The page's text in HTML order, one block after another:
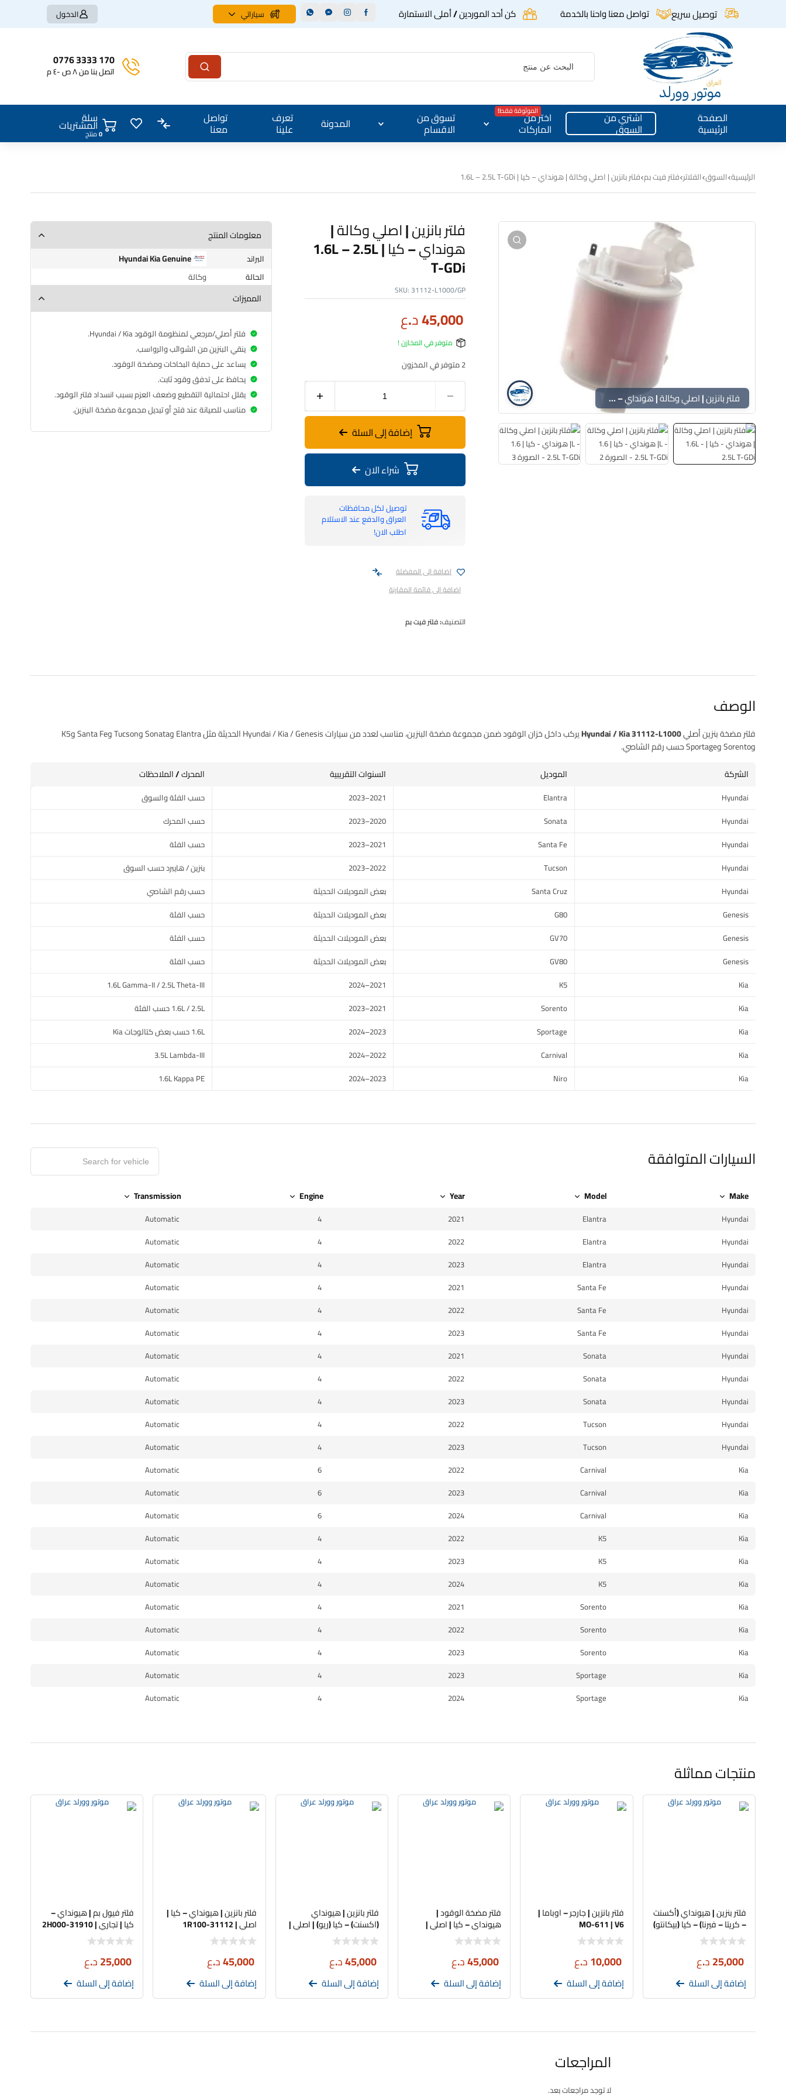
توصيل سريع تواصل معنا واحنا بالخدمة كن أحد الموردين / أملى الاستمارة سياراتي الدخول
170 3333 0776
اتصل بنا من ٨ ص -٤ م
الصفحة
الرئيسية
اشتري من
السوق
اختر من
الماركات
الموثوقة فقط! تسوق من
الاقسام المدونة تعرف
علينا
تواصل
معنا
سلة
المشتريات0منتج
الرئيسية السوق الفلاتر فلتر فيت بم فلتر بانزين | اصلي وكالة | هونداي – كيا | 1.6L – 2.5L T-GDi
فلتر بانزين | اصلي وكالة | هونداي – كيا | 1.6L – 2.5L T-GDi فلتر بانزين | اصلي وكالة | هونداي – كيا | 1.6L – 2.5L T-GDi
فلتر بانزين | اصلي وكالة |
هونداي – كيا | 1.6L – 2.5L
T-GDi
SKU:31112-L1000/GP
45,000د.ع
متوفر في المخازن !
2 متوفر في المخزون
إضافة إلى السلة
شراء الان
توصيل لكل محافظات
العراق والدفع عند الاستلام
اطلب الان!
اضافة الى المفضلة
اضافة الى قائمة المقارنة
التصنيف:فلتر فيت بم
معلومات المنتج
البراند Hyundai Kia Genuine
الحالة وكالة
المميزات
فلتر أصلي/مرجعي لمنظومة الوقود Hyundai / Kia.
ينقي البنزين من الشوائب والرواسب.
يساعد على حماية البخاخات ومضخة الوقود.
يحافظ على تدفق وقود ثابت.
يقلل احتمالية التقطيع وضعف العزم بسبب انسداد فلتر الوقود.
مناسب للصيانة عند فتح أو تبديل مجموعة مضخة البنزين.
الوصف
فلتر مضخة بنزين أصليHyundai / Kia 31112-L1000
يركب داخل خزان الوقود ضمن مجموعة مضخة البنزين، مناسب لعدد من سيارات Hyundai / Kia / Genesis الحديثة مثل Elantra وSonata وTucson وSanta Fe وK5
وSorento وSportage حسب رقم الشاصي.
الشركة
الموديل السنوات التقريبية المحرك / الملاحظات
Hyundai
Elantra
2021–2023
حسب الفئة والسوق
Hyundai
Sonata
2020–2023
حسب المحرك
Hyundai
Santa Fe
2021–2023
حسب الفئة
Hyundai
Tucson
2022–2023
بنزين / هايبرد حسب السوق
Hyundai
Santa Cruz بعض الموديلات الحديثة
حسب رقم الشاصي
Genesis
G80 بعض الموديلات الحديثة
حسب الفئة
Genesis
GV70 بعض الموديلات الحديثة
حسب الفئة
Genesis
GV80 بعض الموديلات الحديثة
حسب الفئة
Kia
K5
2021–2024
1.6L Gamma-II / 2.5L Theta-III
Kia
Sorento
2021–2023
1.6L / 2.5L حسب الفئة
Kia
Sportage
2023–2024
1.6L حسب بعض كتالوجات Kia
Kia
Carnival
2022–2024
3.5L Lambda-III
Kia
Niro
2023–2024
1.6L Kappa PE
السيارات المتوافقة
Make
Model
Year
Engine
Transmission
Hyundai
Elantra
2021
4
Automatic
Hyundai
Elantra
2022
4
Automatic
Hyundai
Elantra
2023
4
Automatic
Hyundai
Santa Fe
2021
4
Automatic
Hyundai
Santa Fe
2022
4
Automatic
Hyundai
Santa Fe
2023
4
Automatic
Hyundai
Sonata
2021
4
Automatic
Hyundai
Sonata
2022
4
Automatic
Hyundai
Sonata
2023
4
Automatic
Hyundai
Tucson
2022
4
Automatic
Hyundai
Tucson
2023
4
Automatic
Kia
Carnival
2022
6
Automatic
Kia
Carnival
2023
6
Automatic
Kia
Carnival
2024
6
Automatic
Kia
K5
2022
4
Automatic
Kia
K5
2023
4
Automatic
Kia
K5
2024
4
Automatic
Kia
Sorento
2021
4
Automatic
Kia
Sorento
2022
4
Automatic
Kia
Sorento
2023
4
Automatic
Kia
Sportage
2023
4
Automatic
Kia
Sportage
2024
4
Automatic
منتجات مماثلة
فلتر بنزين | هيونداي (أكسنت
– كريتا – فيرنا) – كيا (بيكانتو)
| تجاري | 31112-C9100
25,000د.ع
إضافة إلى السلة
فلتر بانزين | جارجر – اوباما |
MO-611 | V6
10,000د.ع
إضافة إلى السلة
فلتر مضخة الوقود |
هيونداي – كيا | اصلي |
31112-C1100
45,000د.ع
إضافة إلى السلة
فلتر بانزين | هيونداي
(اكسنت) – كيا (ريو) | اصلي |
31112-1G000
45,000د.ع
إضافة إلى السلة
فلتر بانزين | هيونداي – كيا |
اصلي | 31112-1R100
45,000د.ع
إضافة إلى السلة
فلتر فيول بم | هيونداي –
كيا | تجاري | 31910-2H000
25,000د.ع
إضافة إلى السلة
المراجعات
لا توجد مراجعات بعد.